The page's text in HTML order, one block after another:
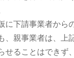
に下請事業者から
、親事業者は、上
せることはできず